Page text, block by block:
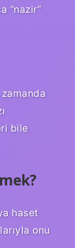
“nazir”
zamanda
bile
haset
onu